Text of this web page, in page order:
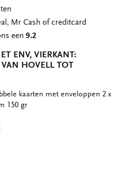
Mr Cash of creditcard
een9.2
ENV, VIERKANT:
HOVELL TOT
kaarten met enveloppen 2 x
150 gr
Deel